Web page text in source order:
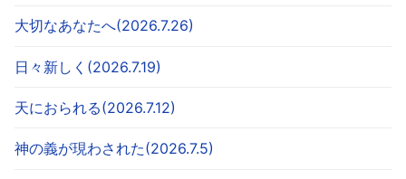
大切なあなたへ(2026.7.26)
日々新しく(2026.7.19)
天におられる(2026.7.12)
神の義が現わされた(2026.7.5)